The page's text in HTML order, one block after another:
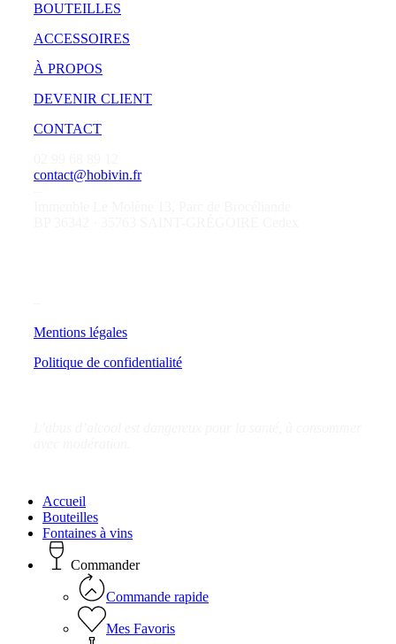
BOUTEILLES
ACCESSOIRES
À PROPOS
DEVENIR CLIENT
CONTACT
contact@hobivin.fr
Mentions légales
Politique de confidentialité
Close
Menu
Accueil
Bouteilles
Fontaines à vins
Commander
Commande rapide
Mes Favoris